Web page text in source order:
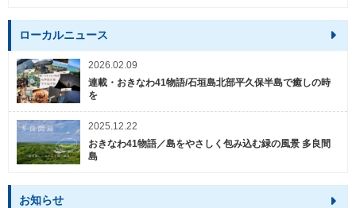
ローカルニュース
2026.02.09
連載・おきなわ41物語/石垣島北部平久保半島で癒しの時
を
2025.12.22
おきなわ41物語／島をやさしく包み込む緑の風景 多良間
島
お知らせ